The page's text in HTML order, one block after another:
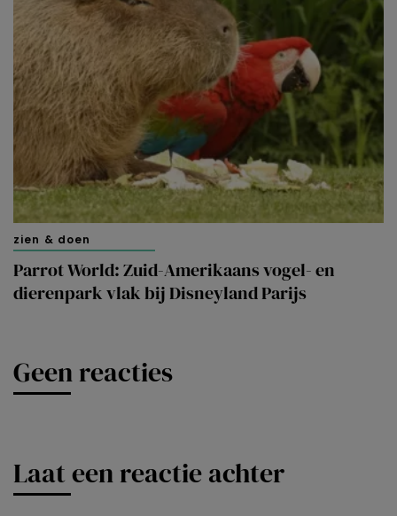
zien & doen
Parrot World: Zuid-Amerikaans vogel- en
dierenpark vlak bij Disneyland Parijs
Geen reacties
Laat een reactie achter